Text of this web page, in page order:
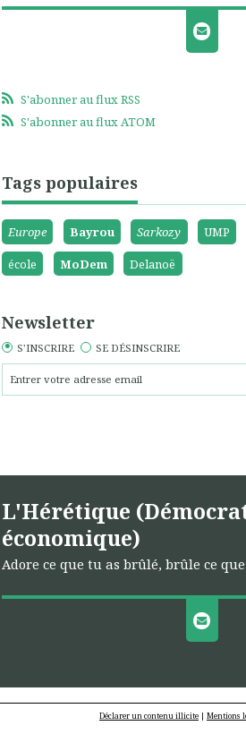
S'abonner au flux RSS
S'abonner au flux ATOM
Tags populaires
Europe Bayrou Sarkozy UMP
école
MoDem Delanoë
Newsletter
S'INSCRIRE SE DÉSINSCRIRE
L'Hérétique
économique)
Adore ce que tu as brûlé, brûle ce
Déclarer un contenu illicite | Mentions